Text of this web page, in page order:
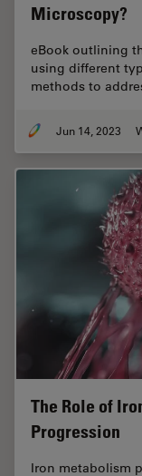
Microscopy?
eBook outlining
using different
methods to
Jun 14, 2023
The Role of
Progression
Iron metabolism